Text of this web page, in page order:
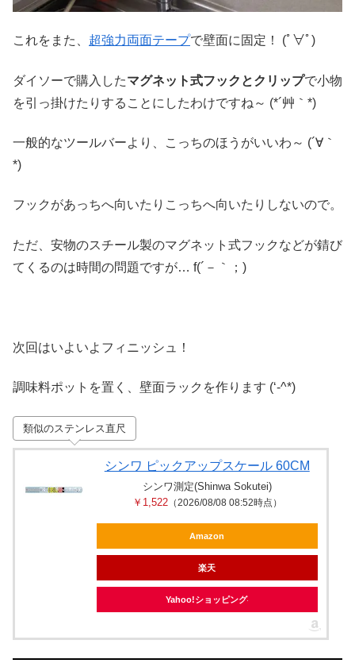
これをまた、 超強力両面テープで壁面に固定！ (ﾟ∀ﾟ)
ダイソーで購入したマグネット式フックとクリップで小物
を引っ掛けたりすることにしたわけですね～ (*´艸｀*)
一般的なツールバーより、こっちのほうがいいわ～ (´∀｀
*)
フックがあっちへ向いたりこっちへ向いたりしないので。
ただ、安物のスチール製のマグネット式フックなどが錆び
てくるのは時間の問題ですが… f(´－｀；)
次回はいよいよフィニッシュ！
調味料ポットを置く、壁面ラックを作ります (‘-^*)
類似のステンレス直尺
シンワ ピックアップスケール 60CM
シンワ測定(Shinwa Sokutei)
￥1,522（2026/08/08 08:52時点）
Amazon
楽天
Yahoo!ショッピング